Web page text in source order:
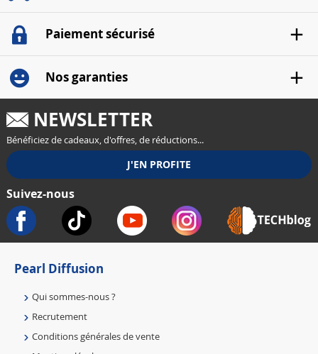
Paiement sécurisé
Nos garanties
NEWSLETTER
Bénéficiez de cadeaux, d'offres, de réductions...
Suivez-nous
Pearl Diffusion
Qui sommes-nous ?
Recrutement
Conditions générales de vente